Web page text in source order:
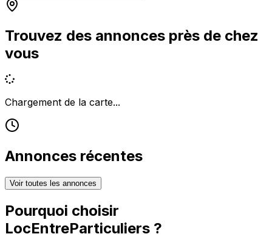
Trouvez des annonces près de chez
vous
Chargement de la carte...
Annonces récentes
Voir toutes les annonces
Pourquoi choisir
LocEntreParticuliers ?